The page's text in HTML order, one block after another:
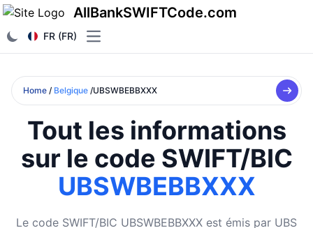
AllBankSWIFTCode.com
FR (FR) Open main menu
Home / Belgique /UBSWBEBBXXX
Tout les informations
sur le code SWIFT/BIC
UBSWBEBBXXX
Le code SWIFT/BIC UBSWBEBBXXX est émis par UBS